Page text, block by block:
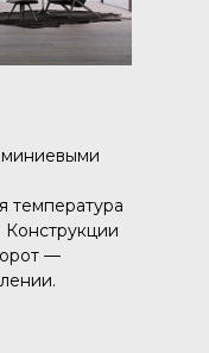
температура
Конструкции
—